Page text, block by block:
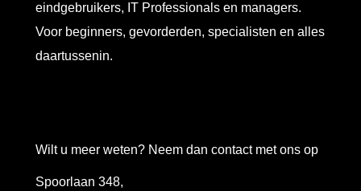
Wilt u meer weten? Neem dan contact met ons op
Spoorlaan 348,
eindgebruikers, IT Professionals en managers.
Voor beginners, gevorderden, specialisten en alles
daartussenin.